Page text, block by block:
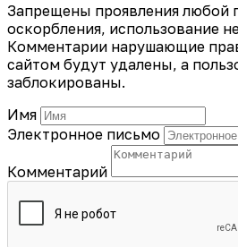
Запрещены проявления любой
оскорбления, использование
Комментарии нарушающие
сайтом будут удалены, а
заблокированы.
Имя
Электронное письмо
Комментарий